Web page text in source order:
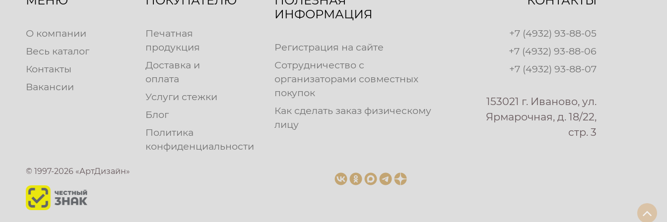
О компании
Весь каталог
Контакты
Вакансии
Печатная
продукция
Доставка и
оплата
Услуги стежки
Блог
Политика
конфиденциальности
ИНФОРМАЦИЯ
Регистрация на сайте
Сотрудничество с
организаторами совместных
покупок
Как сделать заказ физическому
лицу
+7 (4932) 93-88-05
+7 (4932) 93-88-06
+7 (4932) 93-88-07
153021 г. Иваново, ул.
Ярмарочная, д. 18/22,
стр. 3
© 1997-2026 «АртДизайн»